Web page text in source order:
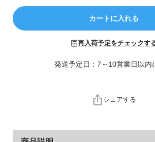
か
ら
す
カートに入れる
再入荷予定をチェックす
発送予定日：7～10営業日以内
シェアする